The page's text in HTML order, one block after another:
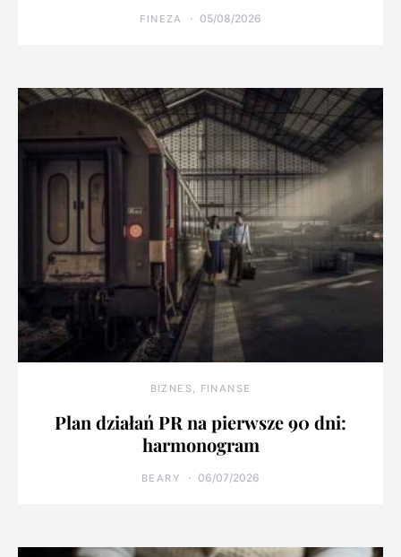
FINEZA 05/08/2026
BIZNES, FINANSE
Plan działań PR na pierwsze 90 dni:
harmonogram
BEARY 06/07/2026